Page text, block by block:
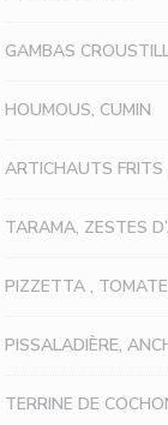
GAMBAS
HOUMOUS, CUMIN
ARTICHAUTS FRITS
TARAMA, ZESTES
PIZZETTA ,
PISSALADIÈRE,
TERRINE DE